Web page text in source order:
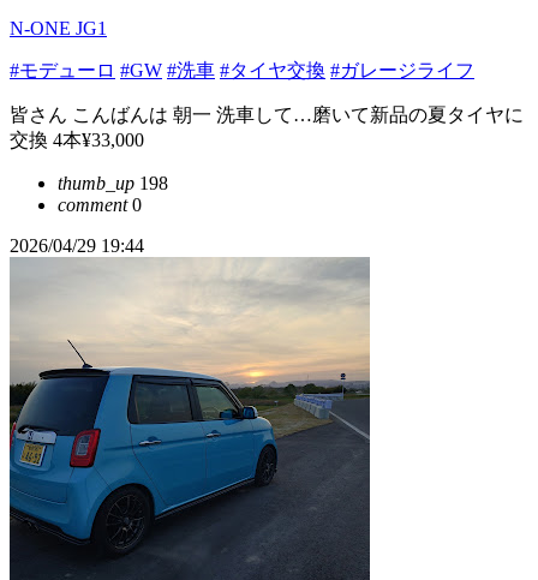
N-ONE JG1
#モデューロ #GW #洗車 #タイヤ交換 #ガレージライフ
皆さん こんばんは 朝一 洗車して…磨いて新品の夏タイヤに
交換 4本¥33,000
thumb_up 198
comment0
2026/04/29 19:44